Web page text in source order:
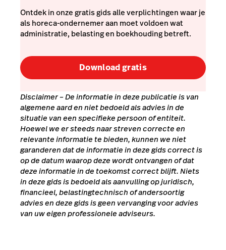
Ontdek in onze gratis gids alle verplichtingen waar je
als horeca-ondernemer aan moet voldoen wat
administratie, belasting en boekhouding betreft.
Download gratis
Disclaimer– De informatie in deze publicatie is van
algemene aard en niet bedoeld als advies in de
situatie van een specifieke persoon of entiteit.
Hoewel we er steeds naar streven correcte en
relevante informatie te bieden, kunnen we niet
garanderen dat de informatie in deze gids correct is
op de datum waarop deze wordt ontvangen of dat
deze informatie in de toekomst correct blijft. Niets
in deze gids is bedoeld als aanvulling op juridisch,
financieel, belastingtechnisch of andersoortig
advies en deze gids is geen vervanging voor advies
van uw eigen professionele adviseurs.